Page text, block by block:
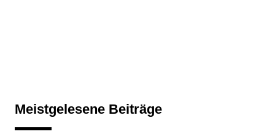
Meistgelesene Beiträge